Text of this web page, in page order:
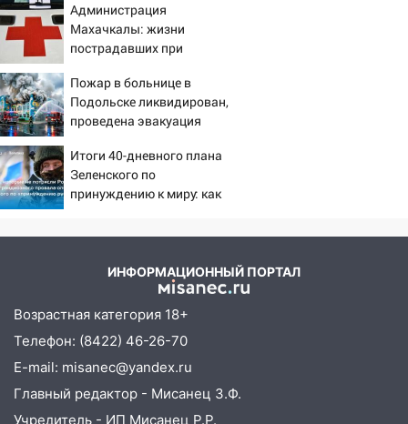
13:35
Непогода продолжает бить по
транспорту: в Ульяновске трамвай
сошёл с рельсов
13:22
Упавшие деревья перекрыли
дороги в Ульяновске: фото
13:17
Непогода в Ульяновске не
закончится сегодня: сильные ливни
сохранятся 9 августа
знакомого 191 тысячу рублей
Ураган оторвал светофор на
проспекте Филатова в Ульяновске
13:12
Дерево пробило крышу дома на
Новгородской в Ульяновске и рухнуло
на электрощит
Администрация
Махачкалы: жизни
пострадавших при
угрожает
Пожар в больнице в
Подольске ликвидирован,
проведена эвакуация
Итоги 40-дневного плана
Зеленского по
принуждению к миру: как
ИНФОРМАЦИОННЫЙ ПОРТАЛ
Возрастная категория 18+
Телефон: (8422) 46-26-70
E-mail: misanec@yandex.ru
Главный редактор - Мисанец З.Ф.
Учредитель - ИП Мисанец Р.Р.